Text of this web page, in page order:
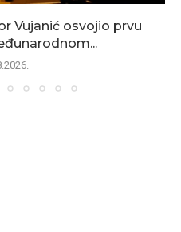
Vujanić osvojio prvu